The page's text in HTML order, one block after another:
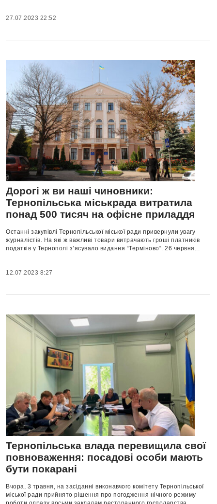
27.07.2023 22:52
Дорогі ж ви наші чиновники:
Тернопільська міськрада витратила
понад 500 тисяч на офісне приладдя
Останні закупівлі Тернопільської міської ради привернули увагу
журналістів. На які ж важливі товари витрачають гроші платників
податків у Тернополі з’ясувало видання “Терміново“. 26 червня...
12.07.2023 8:27
Тернопільська влада перевищила свої
повноваження: посадові особи мають
бути покарані
Вчора, 3 травня, на засіданні виконавчого комітету Тернопільської
міської ради прийнято рішення про погодження нічного режиму